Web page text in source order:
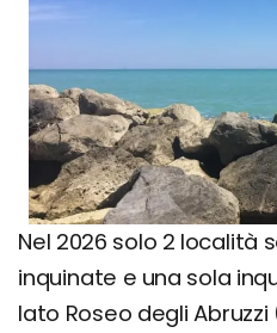
Nel 2026 solo 2 località
inquinate e una sola
lato Roseo degli